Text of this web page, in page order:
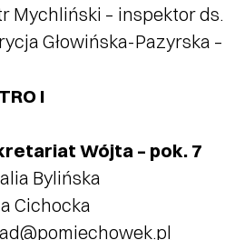
Mychliński – inspektor
Głowińska-Pazyrska
I
Wójta – pok. 7
Bylińska
Cichocka